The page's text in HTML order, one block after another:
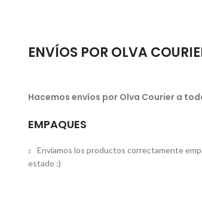
ENVÍOS POR OLVA
Hacemos envíos por Olva Courier a
EMPAQUES
Enviamos los productos correctamente
estado :)